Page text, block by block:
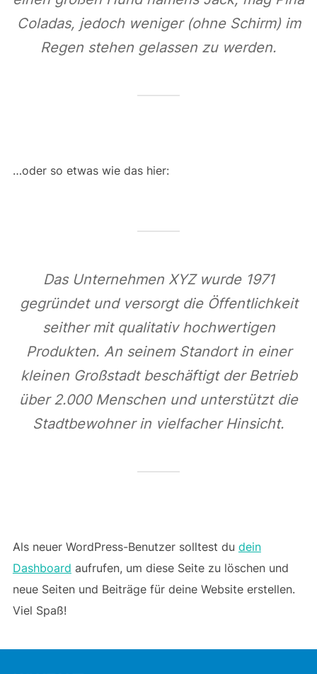
Coladas, jedoch weniger (ohne Schirm) im
Regen stehen gelassen zu werden.
…oder so etwas wie das hier:
Das Unternehmen XYZ wurde 1971
gegründet und versorgt die Öffentlichkeit
seither mit qualitativ hochwertigen
Produkten. An seinem Standort in einer
kleinen Großstadt beschäftigt der Betrieb
über 2.000 Menschen und unterstützt die
Stadtbewohner in vielfacher Hinsicht.
Als neuer WordPress-Benutzer solltest du dein
Dashboard aufrufen, um diese Seite zu löschen und
neue Seiten und Beiträge für deine Website erstellen.
Viel Spaß!